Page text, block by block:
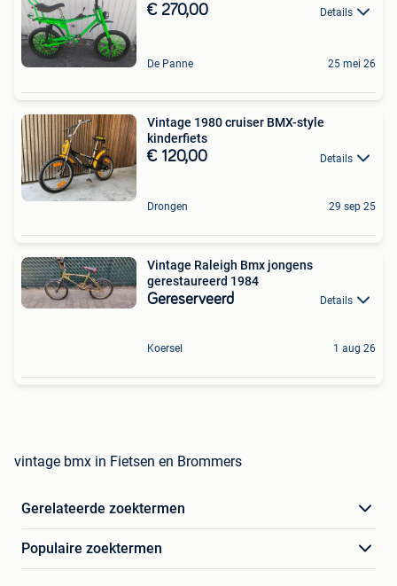
€ 270,00 Details
De Panne 25 mei 26
Vintage 1980 cruiser BMX-style
kinderfiets
€ 120,00 Details
Drongen 29 sep 25
Vintage Raleigh Bmx jongens
gerestaureerd 1984
Gereserveerd Details
Koersel 1 aug 26
vintage bmx in Fietsen en Brommers
Gerelateerde zoektermen
Populaire zoektermen